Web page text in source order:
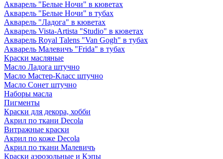
Акварель "Белые Ночи" в кюветах
Акварель "Белые Ночи" в тубах
Акварель "Ладога" в кюветах
Акварель Vista-Artista "Studio" в кюветах
Акварель Royal Talens "Van Gogh" в тубах
Акварель Малевичъ "Frida" в тубах
Краски масляные
Масло Ладога штучно
Масло Мастер-Класс штучно
Масло Сонет штучно
Наборы масла
Пигменты
Краски для декора, хобби
Акрил по ткани Decola
Витражные краски
Акрил по коже Decola
Акрил по ткани Малевичъ
Краски аэрозольные и Кэпы